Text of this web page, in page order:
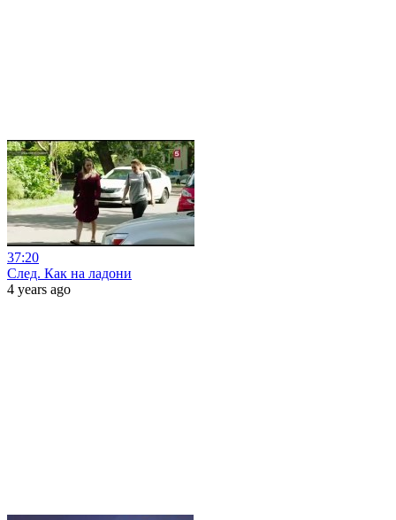
37:20
След. Как на ладони
4 years ago